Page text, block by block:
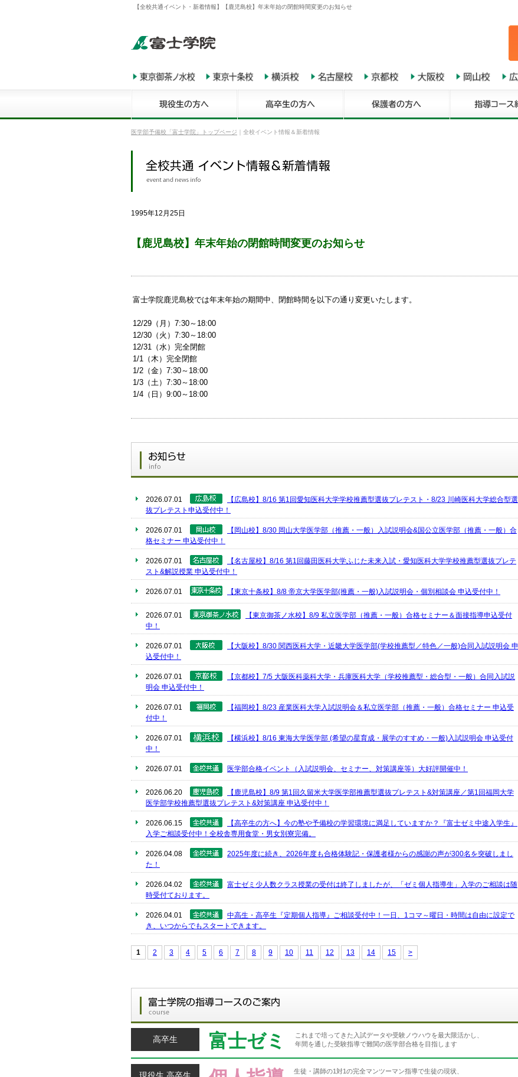
【全校共通イベント・新着情報】【鹿児島校】年末年始の閉館時間変更のお知らせ
医学部予備校「富士学院」トップページ 全校イベント情報＆新着情報
1995年12月25日
【鹿児島校】年末年始の閉館時間変更のお知らせ
富士学院鹿児島校では年末年始の期間中、閉館時間を以下の通り変更いたします。
12/29（月）7:30～18:00
12/30（火）7:30～18:00
12/31（水）完全閉館
1/1（木）完全閉館
1/2（金）7:30～18:00
1/3（土）7:30～18:00
1/4（日）9:00～18:00
2026.07.01
【広島校】8/16 第1回愛知医科大学学校推薦型選抜プレテスト・8/23 川崎医科大学総合型選
抜プレテスト申込受付中！
2026.07.01
【岡山校】8/30 岡山大学医学部（推薦・一般）入試説明会&国公立医学部（推薦・一般）合
格セミナー 申込受付中！
2026.07.01
【名古屋校】8/16 第1回藤田医科大学ふじた未来入試・愛知医科大学学校推薦型選抜プレテ
スト&解説授業 申込受付中！
2026.07.01 【東京十条校】8/8 帝京大学医学部(推薦・一般)入試説明会・個別相談会 申込受付中！
2026.07.01
【東京御茶ノ水校】8/9 私立医学部（推薦・一般）合格セミナー＆面接指導申込受付
中！
2026.07.01
【大阪校】8/30 関西医科大学・近畿大学医学部(学校推薦型／特色／一般)合同入試説明会 申
込受付中！
2026.07.01
【京都校】7/5 大阪医科薬科大学・兵庫医科大学（学校推薦型・総合型・一般）合同入試説
明会 申込受付中！
2026.07.01
【福岡校】8/23 産業医科大学入試説明会＆私立医学部（推薦・一般）合格セミナー 申込受
付中！
2026.07.01
【横浜校】8/16 東海大学医学部 (希望の星育成・展学のすすめ・一般)入試説明会 申込受付
中！
2026.07.01 医学部合格イベント（入試説明会、セミナー、対策講座等）大好評開催中！
2026.06.20
【鹿児島校】8/9 第1回久留米大学医学部推薦型選抜プレテスト&対策講座／第1回福岡大学
医学部学校推薦型選抜プレテスト&対策講座 申込受付中！
2026.06.15
【高卒生の方へ】今の塾や予備校の学習環境に満足していますか？『富士ゼミ中途入学生』
入学ご相談受付中！全校舎専用食堂・男女別寮完備。
2026.04.08
2025年度に続き、2026年度も合格体験記・保護者様からの感謝の声が300名を突破しまし
た！
2026.04.02
富士ゼミ少人数クラス授業の受付は終了しましたが、「ゼミ個人指導生」入学のご相談は随
時受付ております。
2026.04.01
中高生・高卒生『定期個人指導』ご相談受付中！一日、1コマ～曜日・時間は自由に設定で
き、いつからでもスタートできます。
1 2 3 4 5 6 7 8 9 10 11 12 13 14 15 >
高卒生 富士ゼミ
これまで培ってきた入試データや受験ノウハウを最大限活かし、
年間を通した受験指導で難関の医学部合格を目指します
生徒・講師の1対1の完全マンツーマン指導で生徒の現状、